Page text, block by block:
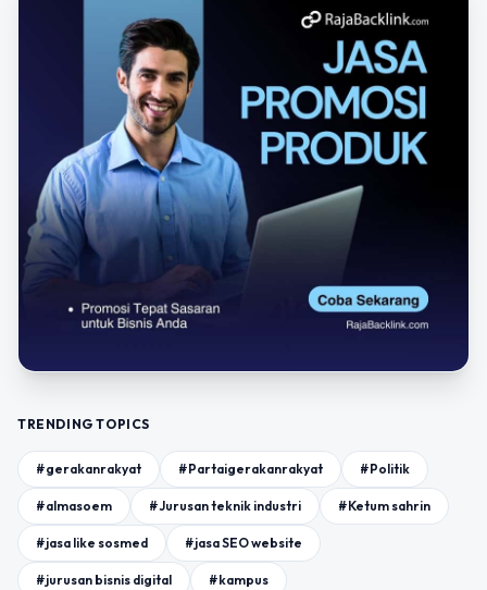
TRENDING TOPICS
#gerakanrakyat #Partaigerakanrakyat #Politik
#almasoem #Jurusan teknik industri #Ketum sahrin
#jasa like sosmed #jasa SEO website
#jurusan bisnis digital #kampus